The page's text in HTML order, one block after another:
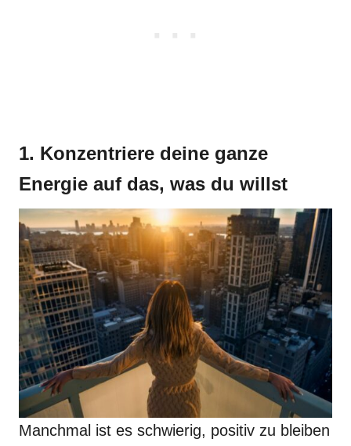
1. Konzentriere deine ganze
Energie auf das, was du willst
Manchmal ist es schwierig, positiv zu bleiben